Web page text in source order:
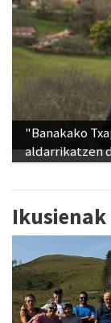
"Banakako
aldarrikatzen
Ikusienak